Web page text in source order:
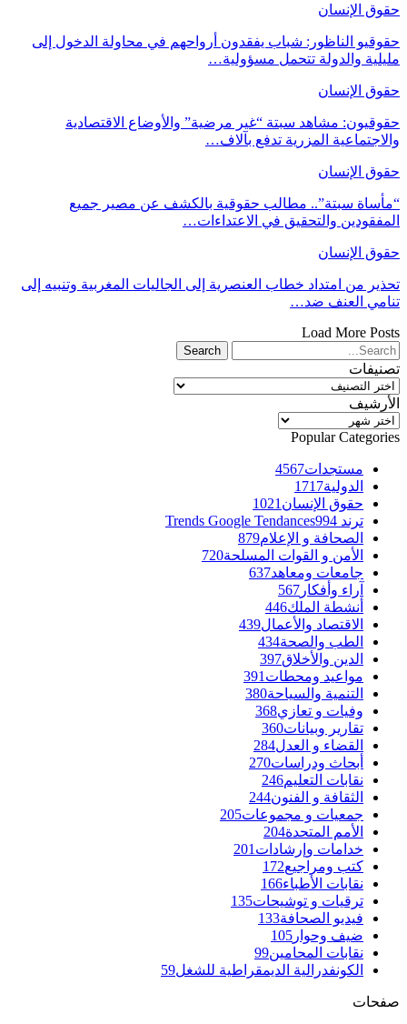
حقوق الإنسان
حقوقيو الناظور: شباب يفقدون أرواحهم في محاولة الدخول إلى
مليلية والدولة تتحمل مسؤولية…
حقوق الإنسان
حقوقيون: مشاهد سبتة “غير مرضية” والأوضاع الاقتصادية
والاجتماعية المزرية تدفع بآلاف…
حقوق الإنسان
“مأساة سبتة”.. مطالب حقوقية بالكشف عن مصير جميع
المفقودين والتحقيق في الاعتداءات…
حقوق الإنسان
تحذير من امتداد خطاب العنصرية إلى الجاليات المغربية وتنبيه إلى
تنامي العنف ضد…
Load More Posts
تصنيفات
تصنيفات
الأرشيف
الأرشيف
Popular Categories
مستجدات4567
الدولية1717
حقوق الإنسان 1021
ترند Trends Google Tendances 994
الصحافة و الإعلام879
الأمن و القوات المسلحة720
جامعات ومعاهد637
آراء وأفكار 567
أنشطة الملك446
الاقتصاد والأعمال439
الطب والصحة434
الدين والأخلاق397
مواعيد ومحطات 391
التنمية والسياحة380
وفيات و تعازي368
تقارير وبيانات360
القضاء و العدل284
أبحاث ودراسات270
نقابات التعليم246
الثقافة و الفنون244
جمعيات و مجموعات205
الأمم المتحدة204
خدامات وإرشادات 201
كتب ومراجيع172
نقابات الأطباء166
ترقيات و توشيحات135
فيديو الصحافة133
ضيف وحوار 105
نقابات المحامين99
الكونفدرالية الديمقراطية للشغل59
صفحات